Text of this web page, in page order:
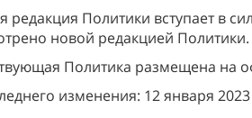
редакция Политики вступает в
новой редакцией Политики.
Политика размещена на
изменения: 12 января 2023